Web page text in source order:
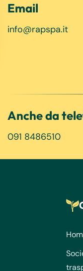
Email
info@rapspa.it
Anche da
091 8486510